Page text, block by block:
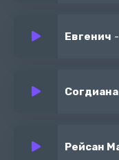
Евгенич -
Согдиана